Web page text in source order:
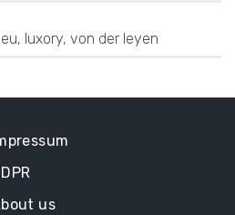
eu, luxory, von der leyen
us